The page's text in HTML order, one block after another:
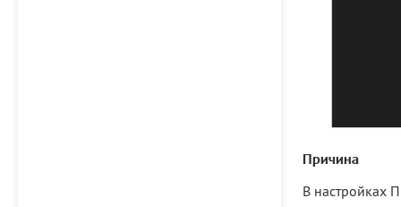
Причина
В настройках